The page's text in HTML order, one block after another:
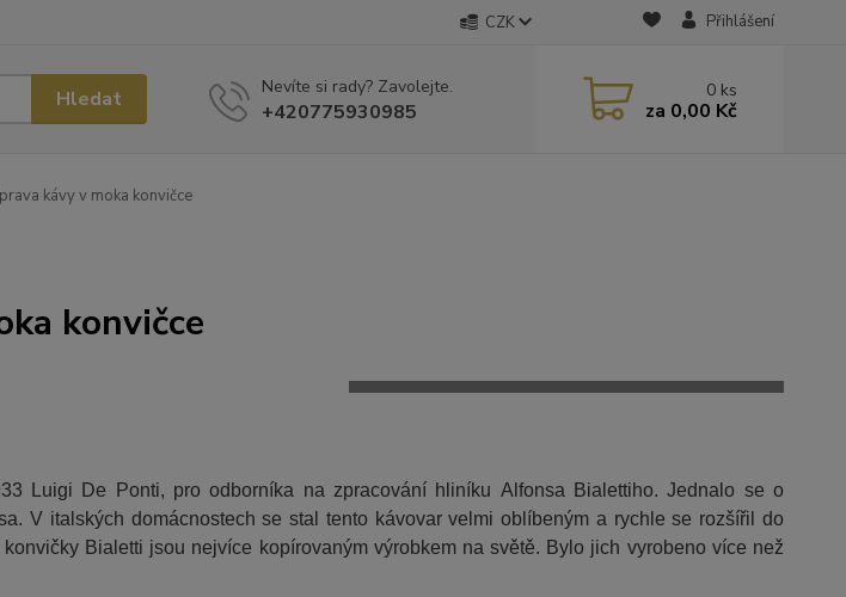
CZK Přihlášení
Hledat Nevíte si rady? Zavolejte.
+420775930985
0 ks
za 0,00 Kč
kávy v moka konvičce
konvičce
Luigi De Ponti, pro odborníka na zpracování hliníku Alfonsa Bialettiho. Jednalo se o
V italských domácnostech se stal tento kávovar velmi oblíbeným a rychle se rozšířil do
konvičky Bialetti jsou nejvíce kopírovaným výrobkem na světě. Bylo jich vyrobeno více než